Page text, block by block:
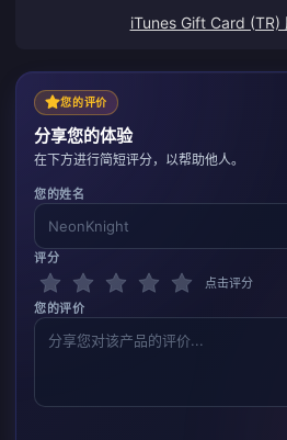
iTunes Gift Card (TR)
您的评价
分享您的体验
在下方进行简短评分，以帮助他人。
您的姓名
评分
点击评分
您的评价